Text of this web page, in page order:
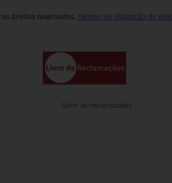
direitos reservados. Termos de Utilização do
Gerir os meus cookies